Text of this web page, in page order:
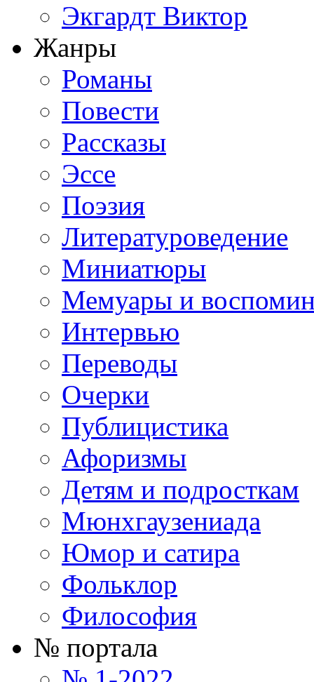
Экгардт Виктор
Жанры
Романы
Повести
Рассказы
Эссе
Поэзия
Литературоведение
Миниатюры
Мемуары и
Интервью
Переводы
Очерки
Публицистика
Афоризмы
Детям и подросткам
Мюнхгаузениада
Юмор и сатира
Фольклор
Философия
№ портала